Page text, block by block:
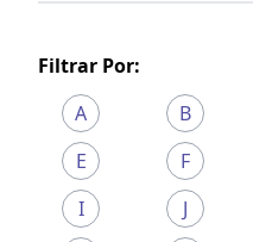
Filtrar Por:
A
B
E
F
I
J